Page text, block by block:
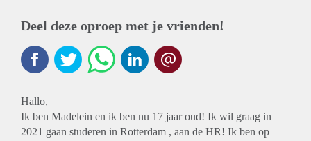
Deel deze oproep met je vrienden!
Hallo,
Ik ben Madelein en ik ben nu 17 jaar oud! Ik wil graag in
2021 gaan studeren in Rotterdam , aan de HR! Ik ben op